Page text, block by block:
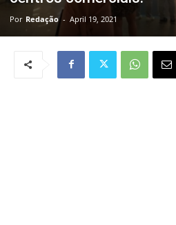
Por Redação - April 19, 2021